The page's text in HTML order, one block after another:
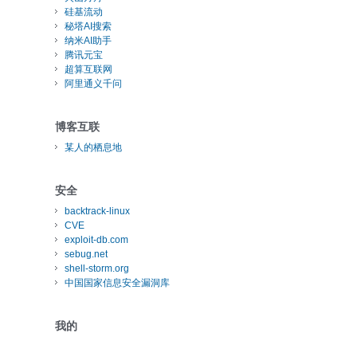
硅基流动
秘塔AI搜索
纳米AI助手
腾讯元宝
超算互联网
阿里通义千问
博客互联
某人的栖息地
安全
backtrack-linux
CVE
exploit-db.com
sebug.net
shell-storm.org
中国国家信息安全漏洞库
我的